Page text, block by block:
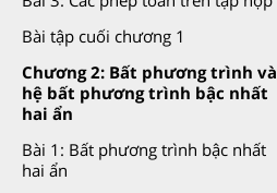
Bài tập cuối chương 1
Chương 2: Bất phương trình và
hệ bất phương trình bậc nhất
hai ẩn
Bài 1: Bất phương trình bậc nhất
hai ẩn